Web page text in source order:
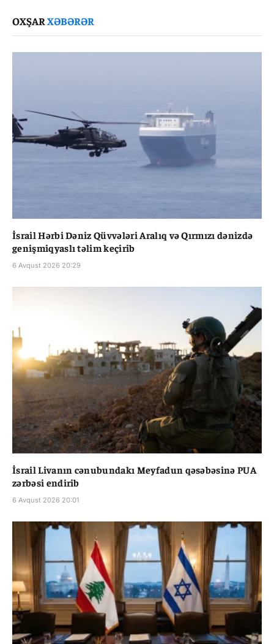
OXŞARXƏBƏRƏR
İsrail Hərbi Dəniz Qüvvələri Aralıq və Qırmızı dənizdə
genişmiqyaslı təlim keçirib
6 Avqust 2026 20:29
İsrail Livanın cənubundakı Meyfadun qəsəbəsinə PUA
zərbəsi endirib
6 Avqust 2026 20:01